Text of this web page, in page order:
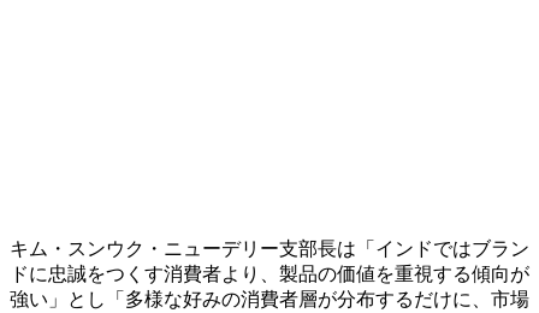
キム・スンウク・ニューデリー支部長は「インドではブラン
ドに忠誠をつくす消費者より、製品の価値を重視する傾向が
強い」とし「多様な好みの消費者層が分布するだけに、市場